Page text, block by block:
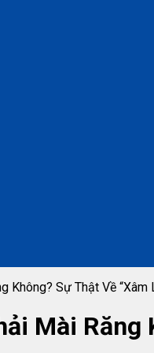
Không? Sự Thật Về “Xâm
Mài Răng